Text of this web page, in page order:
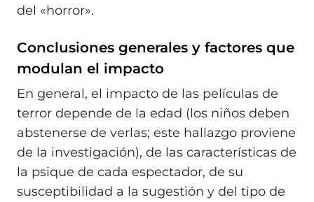
del «horror».
Conclusiones generales y factores que
modulan el impacto
En general, el impacto de las películas de
terror depende de la edad (los niños deben
abstenerse de verlas; este hallazgo proviene
de la investigación), de las características de
la psique de cada espectador, de su
susceptibilidad a la sugestión y del tipo de